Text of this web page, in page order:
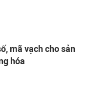
mã vạch cho sản
hóa